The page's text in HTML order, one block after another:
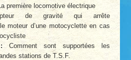
première locomotive électrique
de gravité qui arrête
moteur d’une motocyclette en cas
Comment sont supportées les
stations de T.S.F.